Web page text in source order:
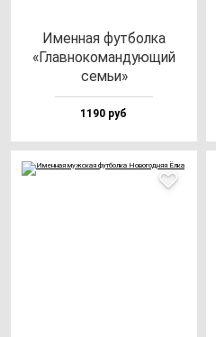
Имен­ная фут­бол­ка
«Глав­но­ко­ман­ду­ющий
семьи»
1190 руб